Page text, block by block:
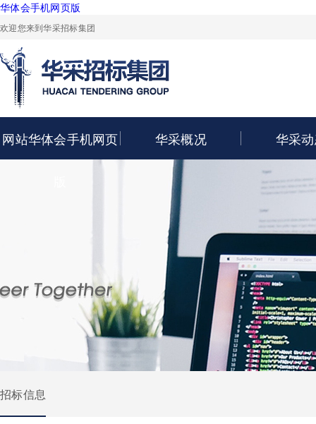
华体会手机网页版
欢迎您来到华采招标集团
网站华体会手机网页 华采概况 华采
招标信息